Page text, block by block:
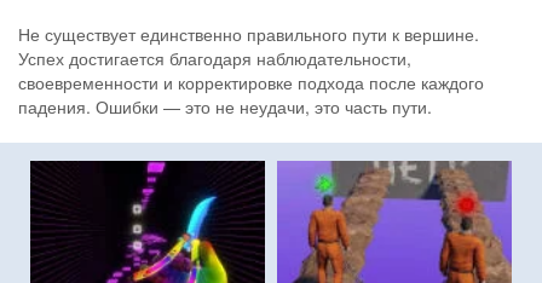
Не существует единственно правильного пути к вершине.
Успех достигается благодаря наблюдательности,
своевременности и корректировке подхода после каждого
падения. Ошибки — это не неудачи, это часть пути.